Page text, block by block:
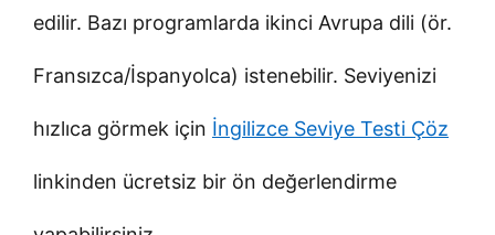
edilir. Bazı programlarda ikinci Avrupa dili (ör.
Fransızca/İspanyolca) istenebilir. Seviyenizi
hızlıca görmek için İngilizce Seviye Testi Çöz
linkinden ücretsiz bir ön değerlendirme